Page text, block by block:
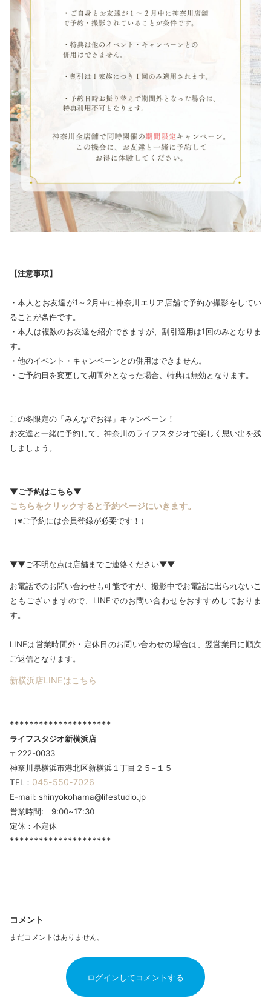
【注意事項】
・本人とお友達が1～2月中に神奈川エリア店舗で予約か撮影をしてい
ることが条件です。
・本人は複数のお友達を紹介できますが、割引適用は1回のみとなりま
す。
・他のイベント・キャンペーンとの併用はできません。
・ご予約日を変更して期間外となった場合、特典は無効となります。
この冬限定の「みんなでお得」キャンペーン！
お友達と一緒に予約して、神奈川のライフスタジオで楽しく思い出を残
しましょう。
▼ご予約はこちら▼
こちらをクリックすると予約ページにいきます。
（※ご予約には会員登録が必要です！）
▼▼ご不明な点は店舗までご連絡ください▼▼
お電話でのお問い合わせも可能ですが、撮影中でお電話に出られないこ
ともございますので、LINEでのお問い合わせをおすすめしておりま
す。
LINEは営業時間外・定休日のお問い合わせの場合は、翌営業日に順次
ご返信となります。
新横浜店LINEはこちら
*********************
ライフスタジオ新横浜店
〒222-0033
神奈川県横浜市港北区新横浜１丁目２５−１５
TEL： 045-550-7026
E-mail: shinyokohama@lifestudio.jp
営業時間: 9:00~17:30
定休：不定休
*********************
コメント
まだコメントはありません。
ログインしてコメントする